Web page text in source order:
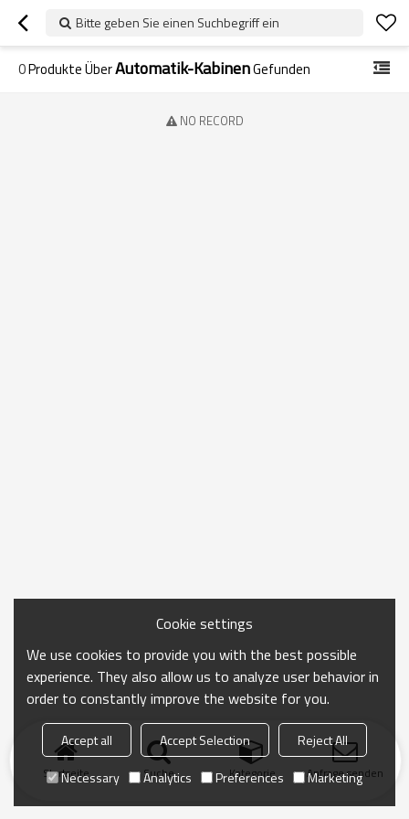
Bitte geben Sie einen Suchbegriff ein
0Produkte ÜberAutomatik-KabinenGefunden
NO RECORD
Startseite Suche Kategorie Anfrage senden
Cookie settings
We use cookies to provide you with the best possible
experience. They also allow us to analyze user behavior in
order to constantly improve the website for you.
Accept all Accept Selection
Reject All
Necessary
Analytics Preferences Marketing